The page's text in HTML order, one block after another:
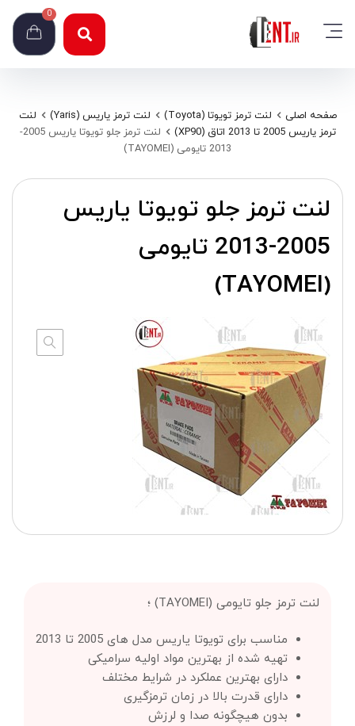
0
صفحه اصلی لنت ترمز تویوتا (Toyota) لنت ترمز یاریس (Yaris)
لنت
ترمز یاریس 2005 تا 2013 اتاق (XP90)
لنت ترمز جلو تویوتا یاریس 2005-
2013 تایومی (TAYOMEI)
لنت ترمز جلو تویوتا یاریس
2005-2013 تایومی
(TAYOMEI)
لنت ترمز جلو تایومی (TAYOMEI) ؛
مناسب برای تویوتا یاریس مدل های 2005 تا 2013
تهیه شده از بهترین مواد اولیه سرامیکی
دارای بهترین عملکرد در شرایط مختلف
دارای قدرت بالا در زمان ترمزگیری
بدون هیچگونه صدا و لرزش